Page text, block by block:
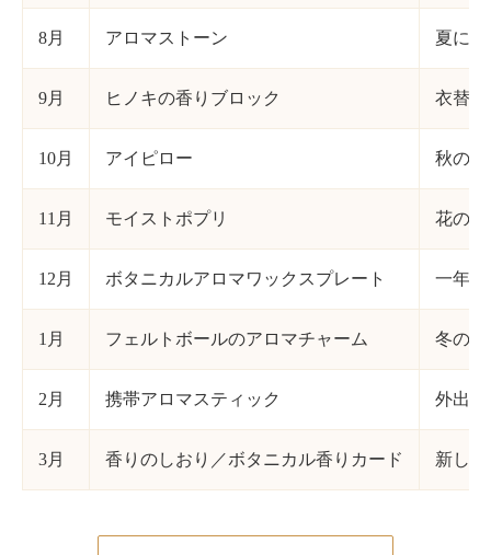
8月 アロマストーン 夏に
9月 ヒノキの香りブロック 衣替
10月 アイピロー 秋の
11月 モイストポプリ 花の
12月 ボタニカルアロマワックスプレート 一年
1月 フェルトボールのアロマチャーム 冬の
2月 携帯アロマスティック 外出
3月 香りのしおり／ボタニカル香りカード 新し